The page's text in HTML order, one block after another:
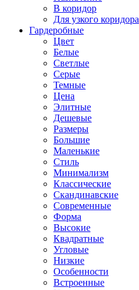
В коридор
Для узкого коридора
Гардеробные
Цвет
Белые
Светлые
Серые
Темные
Цена
Элитные
Дешевые
Размеры
Большие
Маленькие
Стиль
Минимализм
Классические
Скандинавские
Современные
Форма
Высокие
Квадратные
Угловые
Низкие
Особенности
Встроенные